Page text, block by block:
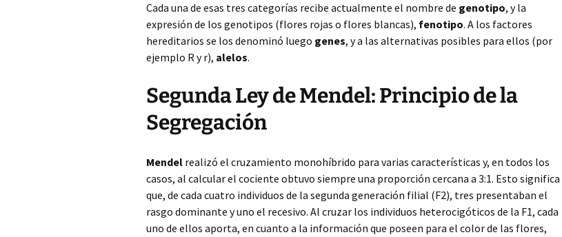
Cada una de esas tres categorías recibe actualmente el nombre de genotipo, y la
expresión de los genotipos (flores rojas o flores blancas), fenotipo. A los factores
hereditarios se los denominó luego genes, y a las alternativas posibles para ellos (por
ejemplo R y r), alelos.
Segunda Ley de Mendel: Principio de la
Segregación
Mendel realizó el cruzamiento monohíbrido para varias características y, en todos los
casos, al calcular el cociente obtuvo siempre una proporción cercana a 3:1. Esto significa
que, de cada cuatro individuos de la segunda generación filial (F2), tres presentaban el
rasgo dominante y uno el recesivo. Al cruzar los individuos heterocigóticos de la F1, cada
uno de ellos aporta, en cuanto a la información que poseen para el color de las flores,